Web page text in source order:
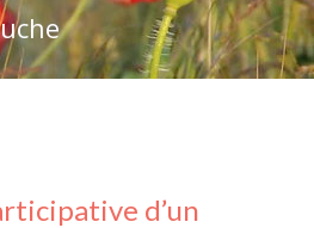
d’un